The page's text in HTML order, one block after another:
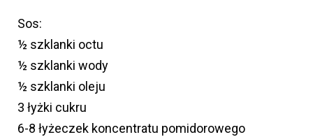
Sos:
½ szklanki octu
½ szklanki wody
½ szklanki oleju
3 łyżki cukru
6-8 łyżeczek koncentratu pomidorowego